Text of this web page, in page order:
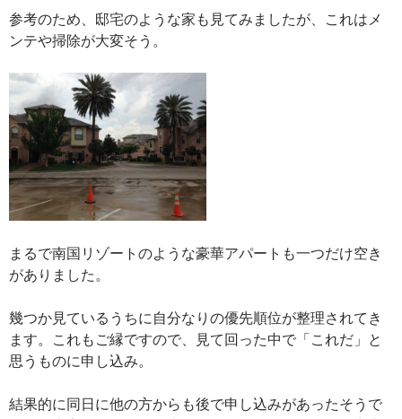
参考のため、邸宅のような家も見てみましたが、これはメ
ンテや掃除が大変そう。
まるで南国リゾートのような豪華アパートも一つだけ空き
がありました。
幾つか見ているうちに自分なりの優先順位が整理されてき
ます。これもご縁ですので、見て回った中で「これだ」と
思うものに申し込み。
結果的に同日に他の方からも後で申し込みがあったそうで